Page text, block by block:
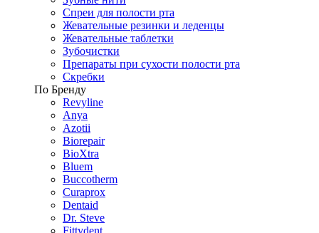
Спреи для полости рта
Жевательные резинки и леденцы
Жевательные таблетки
Зубочистки
Препараты при сухости полости рта
Скребки
По Бренду
Revyline
Anya
Azotii
Biorepair
BioXtra
Bluem
Buccotherm
Curaprox
Dentaid
Dr. Steve
Fittydent